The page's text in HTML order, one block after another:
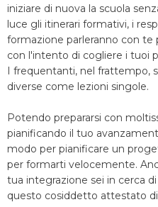
iniziare di nuova la scuola
luce gli itinerari formativi, i
formazione parleranno con te
con l'intento di cogliere i tuoi
I frequentanti, nel frattempo,
diverse come lezioni singole.
Potendo prepararsi con
pianificando il tuo
modo per pianificare un
per formarti velocemente.
tua integrazione sei in cerca
questo cosiddetto attestato di